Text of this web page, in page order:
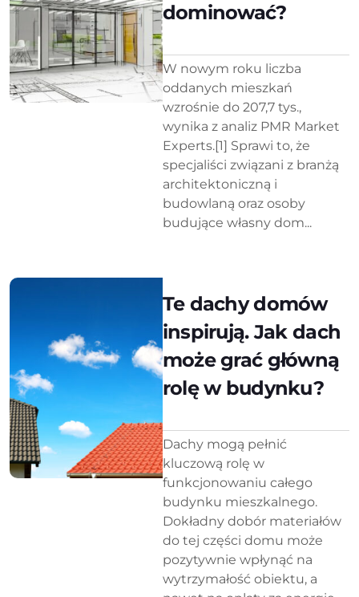
dominować?
W nowym roku liczba
oddanych mieszkań
wzrośnie do 207,7 tys.,
wynika z analiz PMR Market
Experts.[1] Sprawi to, że
specjaliści związani z branżą
architektoniczną i
budowlaną oraz osoby
budujące własny dom...
Te dachy domów
inspirują. Jak dach
może grać główną
rolę w budynku?
Dachy mogą pełnić
kluczową rolę w
funkcjonowaniu całego
budynku mieszkalnego.
Dokładny dobór materiałów
do tej części domu może
pozytywnie wpłynąć na
wytrzymałość obiektu, a